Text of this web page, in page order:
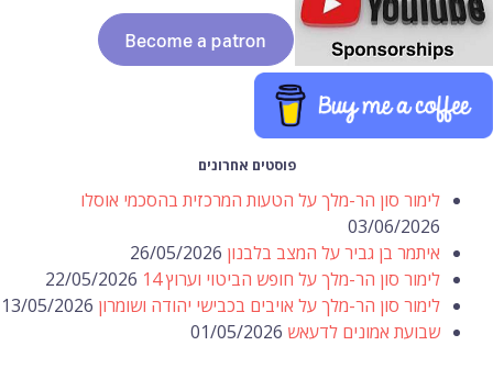
פוסטים אחרונים
לימור סון הר-מלך על הטעות המרכזית בהסכמי אוסלו
03/06/2026
איתמר בן גביר על המצב בלבנון 26/05/2026
לימור סון הר-מלך על חופש הביטוי וערוץ 14
22/05/2026
לימור סון הר-מלך על אויבים בכבישי יהודה ושומרון 13/05/2026
שבועת אמונים לדעאש 01/05/2026